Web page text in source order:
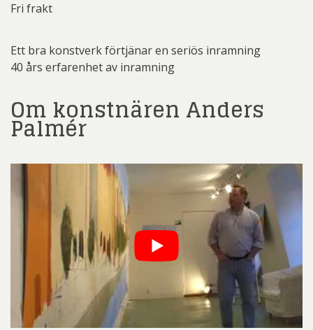
Fri frakt
Ett bra konstverk förtjänar en seriös inramning
40 års erfarenhet av inramning
Om konstnären Anders
Palmér